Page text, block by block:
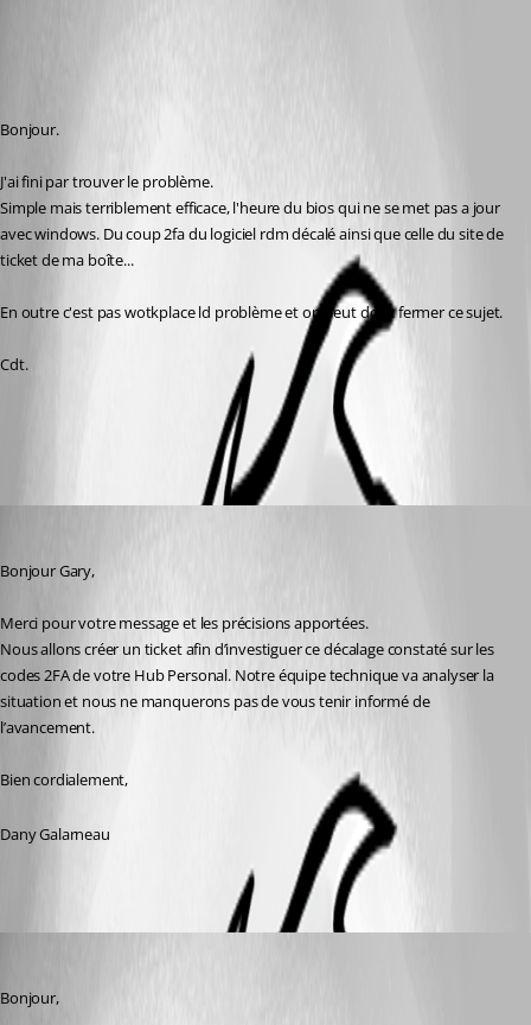
Bonjour.
J'ai fini par trouver le problème.
Simple mais terriblement efficace, l'heure du bios qui ne se met pas a jour
avec windows. Du coup 2fa du logiciel rdm décalé ainsi que celle du site de
ticket de ma boîte...
En outre c'est pas wotkplace ld problème et on peut donc fermer ce sujet.
Cdt.
Bonjour Gary,
Merci pour votre message et les précisions apportées.
Nous allons créer un ticket afin d’investiguer ce décalage constaté sur les
codes 2FA de votre Hub Personal. Notre équipe technique va analyser la
situation et nous ne manquerons pas de vous tenir informé de
l’avancement.
Bien cordialement,
Dany Galarneau
Bonjour,